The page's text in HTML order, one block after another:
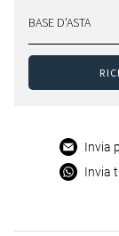
BASE D'ASTA
Invia
Invia